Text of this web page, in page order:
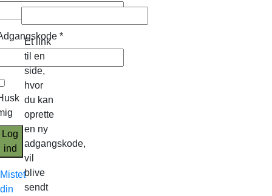
*
Log
ind
Mistet
din
Et link
til en
side,
hvor
du kan
oprette
en ny
adgangskode,
vil
blive
sendt